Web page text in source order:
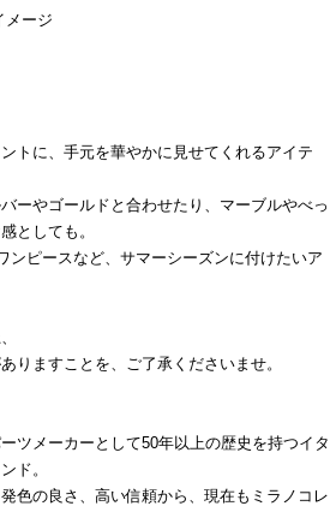
メージ
トに、手元を華やかに見せてくれるアイテ
ーやゴールドと合わせたり、マーブルやべっ
としても。
ンピースなど、サマーシーズンに付けたいア
りますことを、ご了承くださいませ。
ツメーカーとして50年以上の歴史を持つイタ
ド。
色の良さ、高い信頼から、現在もミラノコレ